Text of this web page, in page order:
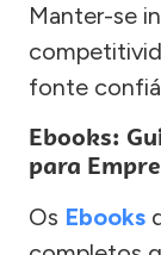
Manter-se
fonte
Ebooks:
para
Os Ebooks